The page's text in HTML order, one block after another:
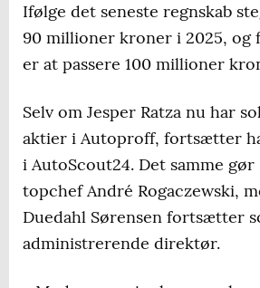
Ifølge det seneste regnskab
90 millioner kroner i 2025, og
er at passere 100 millioner
Selv om Jesper Ratza nu har
aktier i Autoproff, fortsætter
i AutoScout24. Det samme
topchef André Rogaczewski,
Duedahl Sørensen fortsætter
administrerende direktør.